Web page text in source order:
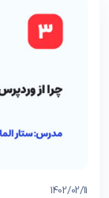
1402/02/11